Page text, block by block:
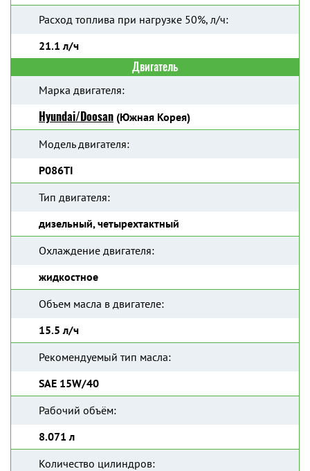
Расход топлива при нагрузке 50%, л/ч:
21.1 л/ч
Двигатель
Марка двигателя:
Hyundai/Doosan (Южная Корея)
Модель двигателя:
P086TI
Тип двигателя:
дизельный, четырехтактный
Охлаждение двигателя:
жидкостное
Объем масла в двигателе:
15.5 л/ч
Рекомендуемый тип масла:
SAE 15W/40
Рабочий объём:
8.071 л
Количество цилиндров: